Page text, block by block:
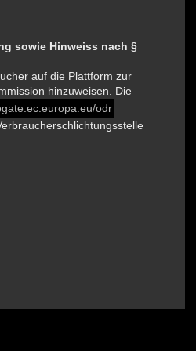
sowie Hinweiss nach §
auf die Plattform zur
hinzuweisen. Die
odr